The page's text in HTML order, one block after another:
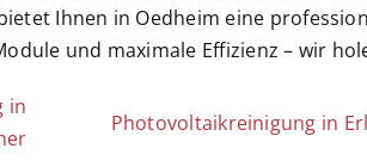
Ihnen in Oedheim eine
und maximale Effizienz – wir
in
Photovoltaikreinigung in